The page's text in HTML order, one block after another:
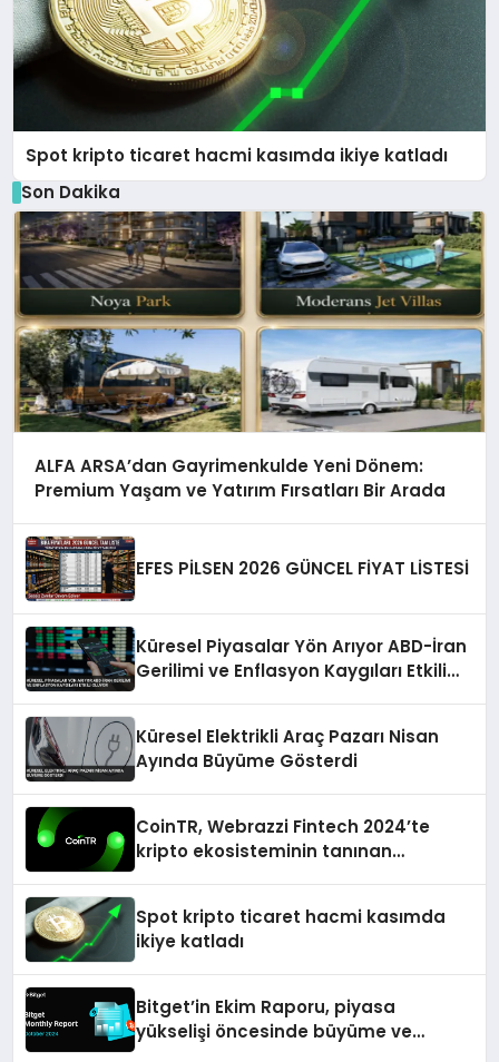
Spot kripto ticaret hacmi kasımda ikiye katladı
Son Dakika
ALFA ARSA’dan Gayrimenkulde Yeni Dönem:
Premium Yaşam ve Yatırım Fırsatları Bir Arada
EFES PİLSEN 2026 GÜNCEL FİYAT LİSTESİ
Küresel Piyasalar Yön Arıyor ABD-İran
Gerilimi ve Enflasyon Kaygıları Etkili
Küresel Elektrikli Araç Pazarı Nisan
Ayında Büyüme Gösterdi
CoinTR, Webrazzi Fintech 2024’te
kripto ekosisteminin tanınan
Spot kripto ticaret hacmi kasımda
ikiye katladı
Bitget’in Ekim Raporu, piyasa
yükselişi öncesinde büyüme ve